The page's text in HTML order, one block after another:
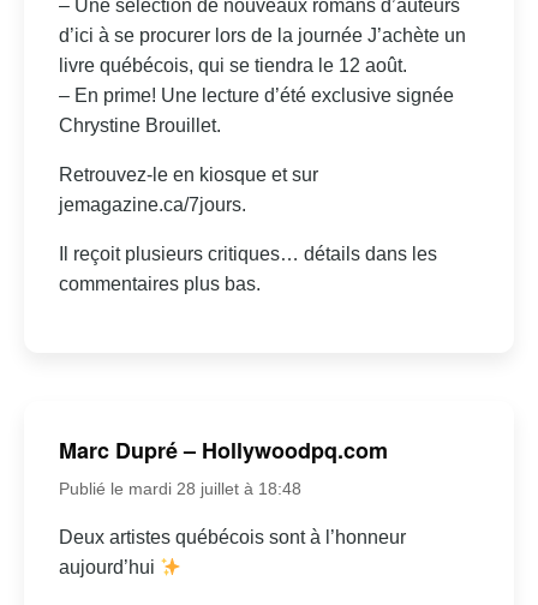
– Une sélection de nouveaux romans d’auteurs
d’ici à se procurer lors de la journée J’achète un
livre québécois, qui se tiendra le 12 août.
– En prime! Une lecture d’été exclusive signée
Chrystine Brouillet.
Retrouvez-le en kiosque et sur
jemagazine.ca/7jours.
Il reçoit plusieurs critiques… détails dans les
commentaires plus bas.
Marc Dupré – Hollywoodpq.com
Publié le mardi 28 juillet à 18:48
Deux artistes québécois sont à l’honneur
aujourd’hui